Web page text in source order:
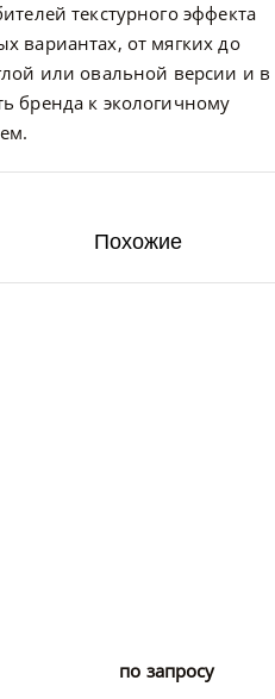
текстурного эффекта
вариантах, от мягких до
или овальной версии и в
бренда к экологичному
по запросу
Похожие